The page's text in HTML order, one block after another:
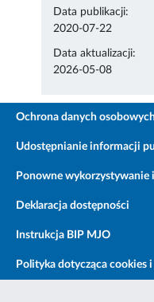
Data publikacji:
2020-07-22
Data aktualizacji:
2026-05-08
Ochrona danych
Udostępnianie informacji
Ponowne
Deklaracja dostępności
Instrukcja BIP MJO
Polityka dotycząca cookies